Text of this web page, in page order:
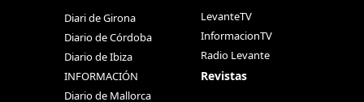
Diari de Girona
Diario de Córdoba
Diario de Ibiza
INFORMACIÓN
Diario de Mallorca
LevanteTV
InformacionTV
Radio Levante
Revistas